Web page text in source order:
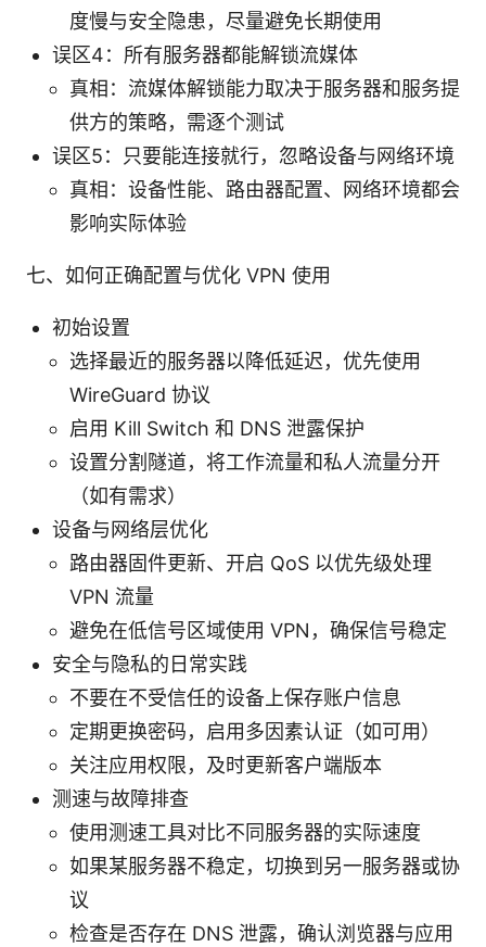
度慢与安全隐患，尽量避免长期使用
误区4：所有服务器都能解锁流媒体
真相：流媒体解锁能力取决于服务器和服务提
供方的策略，需逐个测试
误区5：只要能连接就行，忽略设备与网络环境
真相：设备性能、路由器配置、网络环境都会
影响实际体验
七、如何正确配置与优化 VPN 使用
初始设置
选择最近的服务器以降低延迟，优先使用
WireGuard 协议
启用 Kill Switch 和 DNS 泄露保护
设置分割隧道，将工作流量和私人流量分开
（如有需求）
设备与网络层优化
路由器固件更新、开启 QoS 以优先级处理
VPN 流量
避免在低信号区域使用 VPN，确保信号稳定
安全与隐私的日常实践
不要在不受信任的设备上保存账户信息
定期更换密码，启用多因素认证（如可用）
关注应用权限，及时更新客户端版本
测速与故障排查
使用测速工具对比不同服务器的实际速度
如果某服务器不稳定，切换到另一服务器或协
议
检查是否存在 DNS 泄露，确认浏览器与应用